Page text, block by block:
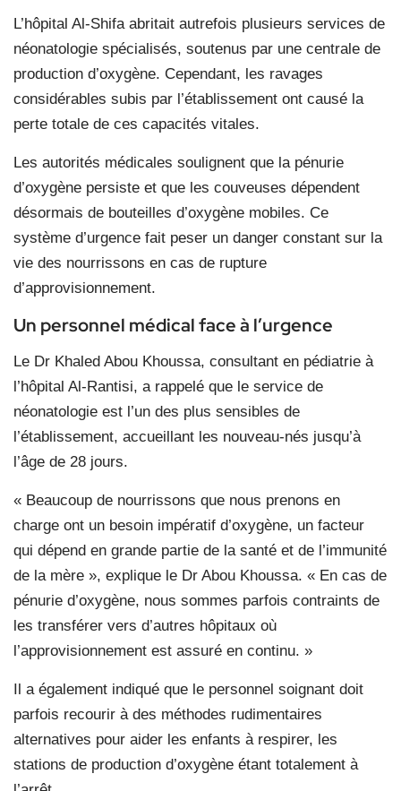
L’hôpital Al-Shifa abritait autrefois plusieurs services de
néonatologie spécialisés, soutenus par une centrale de
production d’oxygène. Cependant, les ravages
considérables subis par l’établissement ont causé la
perte totale de ces capacités vitales.
Les autorités médicales soulignent que la pénurie
d’oxygène persiste et que les couveuses dépendent
désormais de bouteilles d’oxygène mobiles. Ce
système d’urgence fait peser un danger constant sur la
vie des nourrissons en cas de rupture
d’approvisionnement.
Un personnel médical face à l’urgence
Le Dr Khaled Abou Khoussa, consultant en pédiatrie à
l’hôpital Al-Rantisi, a rappelé que le service de
néonatologie est l’un des plus sensibles de
l’établissement, accueillant les nouveau-nés jusqu’à
l’âge de 28 jours.
« Beaucoup de nourrissons que nous prenons en
charge ont un besoin impératif d’oxygène, un facteur
qui dépend en grande partie de la santé et de l’immunité
de la mère », explique le Dr Abou Khoussa. « En cas de
pénurie d’oxygène, nous sommes parfois contraints de
les transférer vers d’autres hôpitaux où
l’approvisionnement est assuré en continu. »
Il a également indiqué que le personnel soignant doit
parfois recourir à des méthodes rudimentaires
alternatives pour aider les enfants à respirer, les
stations de production d’oxygène étant totalement à